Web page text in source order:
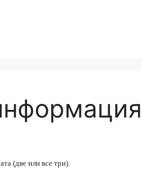
(две или все три).